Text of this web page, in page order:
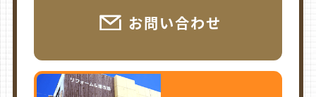
お問い合わせ